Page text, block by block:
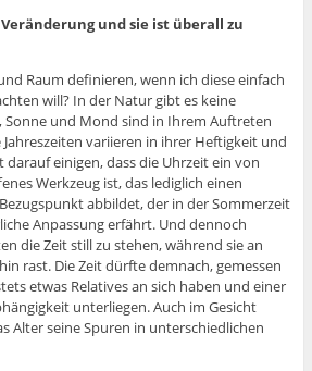
und sie ist überall zu
Raum definieren, wenn ich diese einfach
will? In der Natur gibt es keine
und Mond sind in Ihrem Auftreten
variieren in ihrer Heftigkeit und
darauf einigen, dass die Uhrzeit ein von
Werkzeug ist, das lediglich einen
abbildet, der in der Sommerzeit
Anpassung erfährt. Und dennoch
die Zeit still zu stehen, während sie an
rast. Die Zeit dürfte demnach, gemessen
etwas Relatives an sich haben und einer
unterliegen. Auch im Gesicht
Alter seine Spuren in unterschiedlichen